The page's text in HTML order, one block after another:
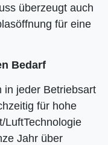
überzeugt auch
für eine
Bedarf
in jeder Betriebsart
für hohe
LuftTechnologie
Jahr über